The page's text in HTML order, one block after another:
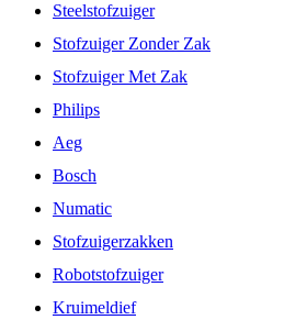
Steelstofzuiger
Stofzuiger Zonder Zak
Stofzuiger Met Zak
Philips
Aeg
Bosch
Numatic
Stofzuigerzakken
Robotstofzuiger
Kruimeldief